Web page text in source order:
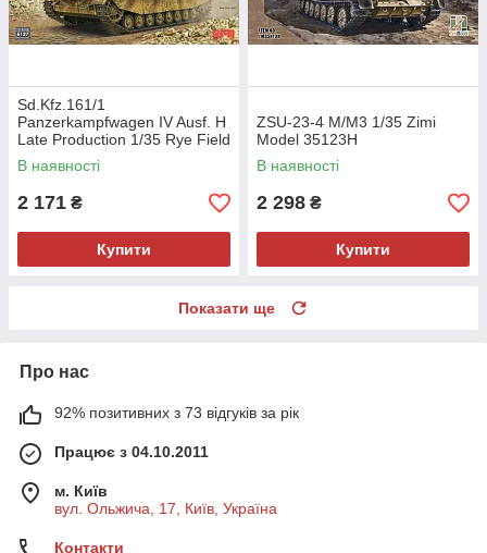
Sd.Kfz.161/1
Panzerkampfwagen IV Ausf. H
Late Production 1/35 Rye Field
Model 5127
В наявності
2 171 ₴
Купити
ZSU-23-4 M/M3 1/35 Zimi
Model 35123H
В наявності
2 298 ₴
Купити
Показати ще
Про нас
92% позитивних з 73 відгуків за рік
Працює з 04.10.2011
м. Київ
вул. Ольжича, 17, Київ, Україна
Контакти